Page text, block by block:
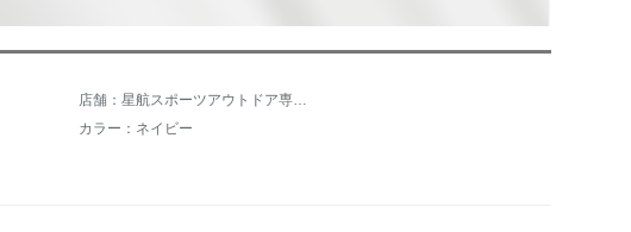
カラー：ネイビー